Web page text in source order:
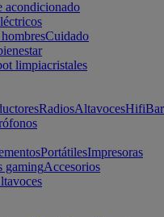
acondicionado
Cuidado
limpiacristales
RadiosAltavocesHifi
PortátilesImpresoras
gamingAccesorios